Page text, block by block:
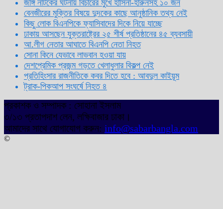
জঙ্গি নাটকের ঘটনায় বিচারের মুখে হাসিনা-হারুনসহ ১০ জন
বেনজীরের মুক্তির বিষয়ে দুদকের কাছে আনুষ্ঠানিক তথ্য নেই
কিছু লোক বিএনপিকে ফ্যাসিবাদের দিকে নিয়ে যাচ্ছে
ঢাকায় আসছেন যুক্তরাষ্ট্রের ২৫ শীর্ষ প্রতিষ্ঠানের ৪৫ ব্যবসায়ী
আ.লীগ নেতার আঘাতে বিএনপি নেতা নিহত
সোনা কিনে যেভাবে লাভবান হওয়া যায়
দেশপ্রেমিক প্রজন্ম গড়তে খেলাধুলার বিকল্প নেই
প্রতিহিংসার রাজনীতিকে কবর দিতে হবে : আবদুল কাইয়ূম
ট্রাক-পিকআপ সংঘর্ষে নিহত ৪
প্রকাশক ও সম্পাদক : সোহানা ইসলাম
৩/১৩ প্রতাপদাশ লেন, লক্ষিবাজার ঢাকা।
আমাদের সাথে যোগাযোগ করুন: info@sabarbangla.com
©